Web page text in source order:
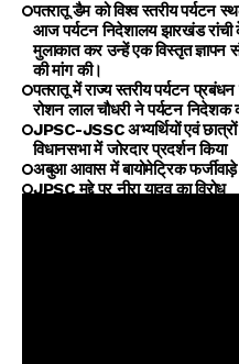
पतरातू डैम को विश्व स्तरीय पर्यटन
आज पर्यटन निदेशालय झारखंड
मुलाकात कर उन्हें एक विस्तृत ज्ञापन
की मांग की।
पतरातू में राज्य स्तरीय पर्यटन
रोशन लाल चौधरी ने पर्यटन निदेशक
JPSC-JSSC अभ्यर्थियों एवं
विधानसभा में जोरदार प्रदर्शन किया
अबुआ आवास में बायोमेट्रिक
JPSC मुद्दे पर नीरा यादव का विरोध